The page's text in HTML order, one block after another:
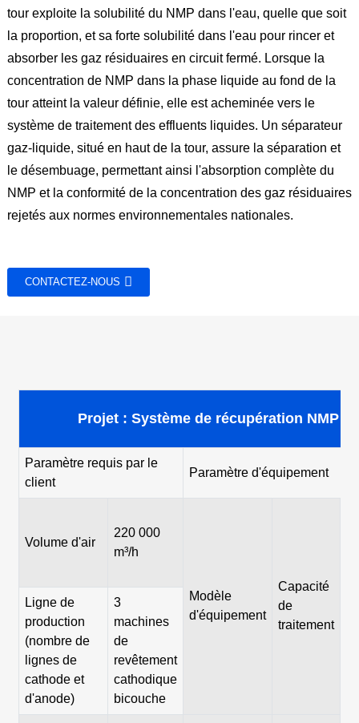
tour exploite la solubilité du NMP dans l'eau, quelle que soit
la proportion, et sa forte solubilité dans l'eau pour rincer et
absorber les gaz résiduaires en circuit fermé. Lorsque la
concentration de NMP dans la phase liquide au fond de la
tour atteint la valeur définie, elle est acheminée vers le
système de traitement des effluents liquides. Un séparateur
gaz-liquide, situé en haut de la tour, assure la séparation et
le désembuage, permettant ainsi l'absorption complète du
NMP et la conformité de la concentration des gaz résiduaires
rejetés aux normes environnementales nationales.
CONTACTEZ-NOUS
Projet : Système de récupération NMP
Paramètre requis par le
client
Paramètre d'équipement
Volume d'air
220 000
m³/h
Modèle
d'équipement
Capacité
de
traitement
Ligne de
production
(nombre de
lignes de
cathode et
d'anode)
3
machines
de
revêtement
cathodique
bicouche